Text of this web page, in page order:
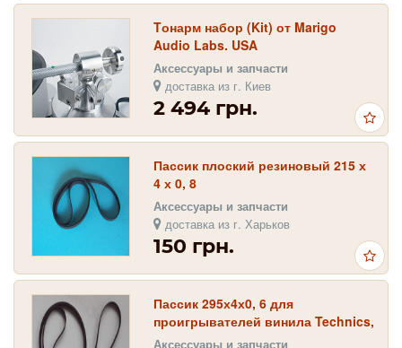
Tонарм набор (Kit) от Marigo
Audio Labs. USA
Аксессуары и запчасти
доставка из г. Киев
2 494 грн.
Пассик плоский резиновый 215 х
4 х 0, 8
Аксессуары и запчасти
доставка из г. Харьков
150 грн.
Пассик 295х4х0, 6 для
проигрывателей винила Technics,
Panasonic, Pioneer, JVC, Rondo
Аксессуары и запчасти